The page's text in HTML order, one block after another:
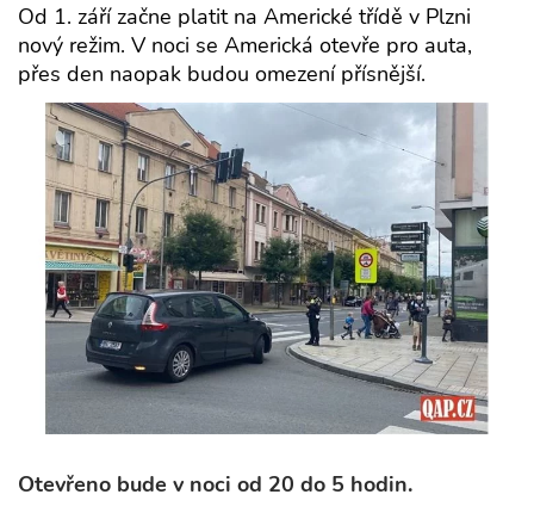
Od 1. září začne platit na Americké třídě v Plzni
nový režim. V noci se Americká otevře pro auta,
přes den naopak budou omezení přísnější.
Otevřeno bude v noci od 20 do 5 hodin.